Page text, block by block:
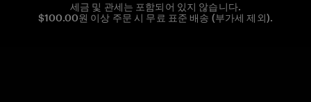
세금 및 관세는 포함되어 있지 않습니다.
$100.00원 이상 주문 시 무료 표준 배송 (부가세 제외).